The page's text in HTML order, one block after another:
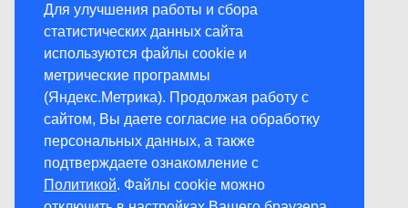
Для улучшения работы и сбора
статистических данных сайта
используются файлы cookie и
метрические программы
(Яндекс.Метрика). Продолжая работу с
сайтом, Вы даете согласие на обработку
персональных данных, а также
подтверждаете ознакомление с
Политикой. Файлы cookie можно